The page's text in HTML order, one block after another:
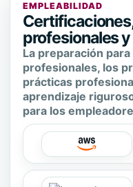
EMPLEABILIDAD
profesionales
La preparación
profesionales, los
prácticas
aprendizaje
para los